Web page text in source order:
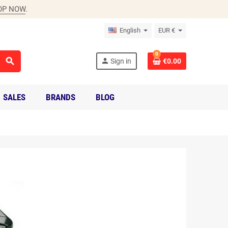
NOW.
English EUR €
search person Sign in
0
€0.00
SALES BRANDS BLOG